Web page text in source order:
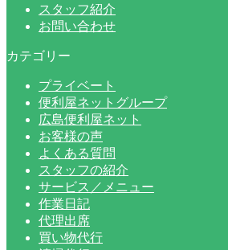
スタッフ紹介
お問い合わせ
カテゴリー
プライベート
便利屋ネットグループ
広島便利屋ネット
お客様の声
よくある質問
スタッフの紹介
サービス／メニュー
作業日記
代理出席
買い物代行